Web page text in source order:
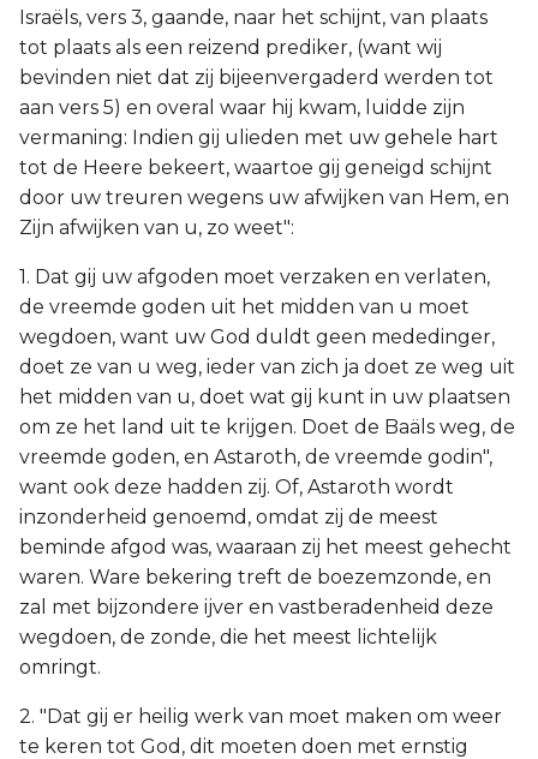
Israëls, vers 3, gaande, naar het schijnt, van plaats
tot plaats als een reizend prediker, (want wij
bevinden niet dat zij bijeenvergaderd werden tot
aan vers 5) en overal waar hij kwam, luidde zijn
vermaning: Indien gij ulieden met uw gehele hart
tot de Heere bekeert, waartoe gij geneigd schijnt
door uw treuren wegens uw afwijken van Hem, en
Zijn afwijken van u, zo weet":
1. Dat gij uw afgoden moet verzaken en verlaten,
de vreemde goden uit het midden van u moet
wegdoen, want uw God duldt geen mededinger,
doet ze van u weg, ieder van zich ja doet ze weg uit
het midden van u, doet wat gij kunt in uw plaatsen
om ze het land uit te krijgen. Doet de Baäls weg, de
vreemde goden, en Astaroth, de vreemde godin",
want ook deze hadden zij. Of, Astaroth wordt
inzonderheid genoemd, omdat zij de meest
beminde afgod was, waaraan zij het meest gehecht
waren. Ware bekering treft de boezemzonde, en
zal met bijzondere ijver en vastberadenheid deze
wegdoen, de zonde, die het meest lichtelijk
omringt.
2. "Dat gij er heilig werk van moet maken om weer
te keren tot God, dit moeten doen met ernstig